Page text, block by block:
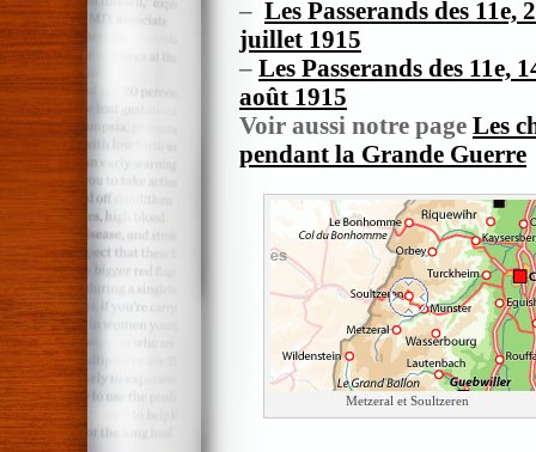
– Les Passerands des
juillet 1915
– Les Passerands des 11e,
août 1915
Voir aussi notre page Les
pendant la Grande Guerre
Metzeral et Soultzeren